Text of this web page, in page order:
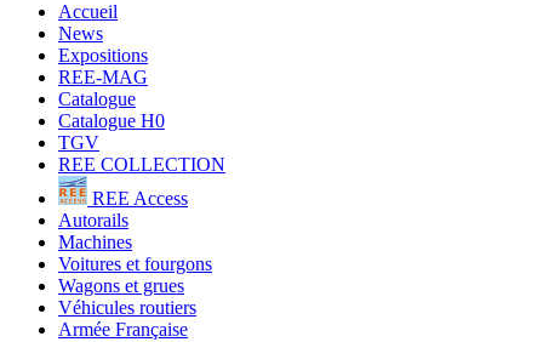
Accueil
News
Expositions
REE-MAG
Catalogue
Catalogue H0
TGV
REE COLLECTION
REE Access
Autorails
Machines
Voitures et fourgons
Wagons et grues
Véhicules routiers
Armée Française